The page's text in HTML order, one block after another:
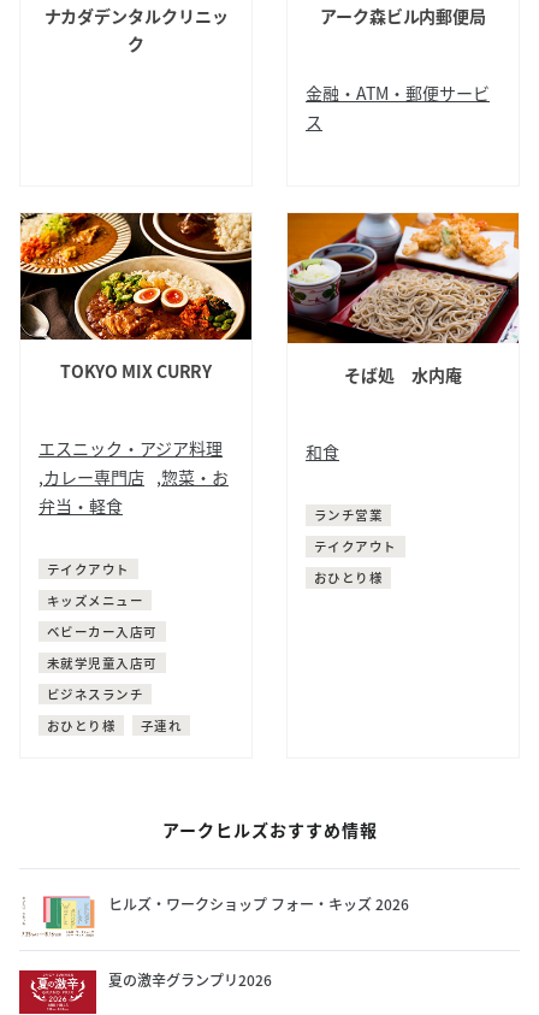
ナカダデンタルクリニッ
ク
アーク森ビル内郵便局
金融・ATM・郵便サービ
ス
TOKYO MIX CURRY
エスニック・アジア料理
,カレー専門店 ,惣菜・お
弁当・軽食
テイクアウト
キッズメニュー
ベビーカー入店可
未就学児童入店可
ビジネスランチ
おひとり様
子連れ
そば処 水内庵
和食
ランチ営業
テイクアウト
おひとり様
アークヒルズおすすめ情報
ヒルズ・ワークショップ フォー・キッズ 2026
夏の激辛グランプリ2026